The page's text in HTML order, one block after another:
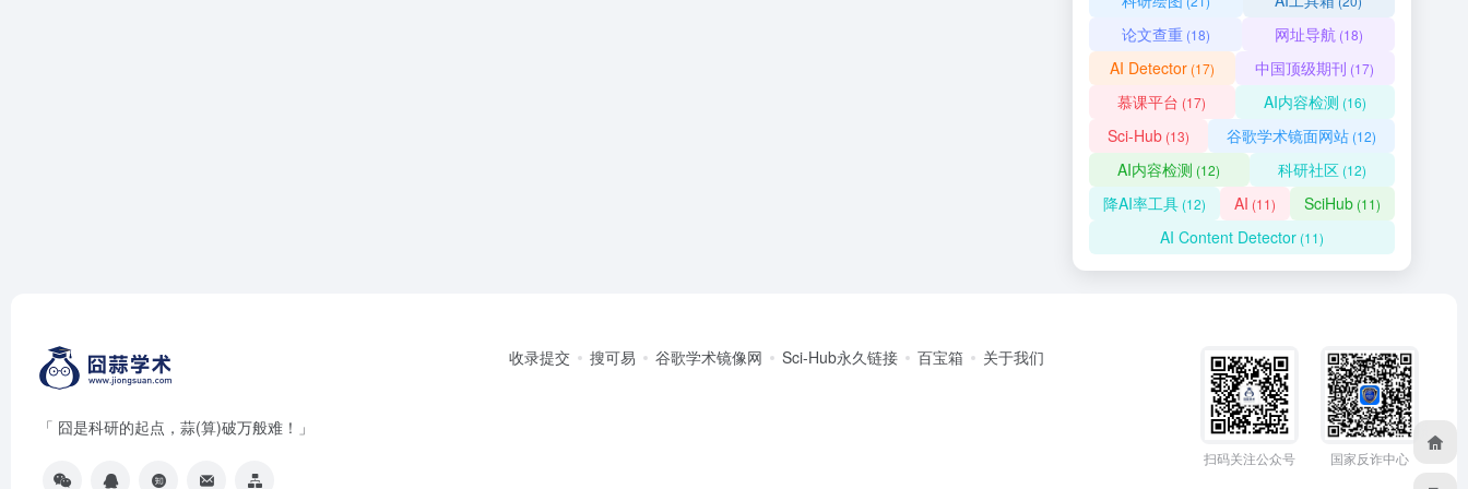
论文查重(18) 网址导航 (18)
AI Detector(17) 中国顶级期刊 (17)
慕课平台 (17) AI内容检测 (16)
Sci-Hub (13) 谷歌学术镜面网站 (12)
AI内容检测 (12) 科研社区(12)
降AI率工具 (12) AI (11) SciHub (11)
AI Content Detector (11)
「 囧是科研的起点，蒜(算)破万般难！」
收录提交 搜可易 谷歌学术镜像网 Sci-Hub永久链接 百宝箱 关于我们
扫码关注公众号 国家反诈中心